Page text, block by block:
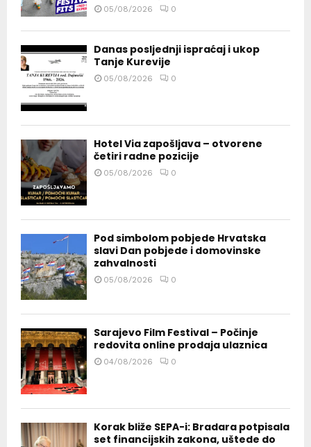
05/08/2026 0
Danas posljednji ispraćaj i ukop
Tanje Kurevije
05/08/2026 0
Hotel Via zapošljava – otvorene
četiri radne pozicije
05/08/2026 0
Pod simbolom pobjede Hrvatska
slavi Dan pobjede i domovinske
zahvalnosti
05/08/2026 0
Sarajevo Film Festival – Počinje
redovita online prodaja ulaznica
04/08/2026 0
Korak bliže SEPA-i: Bradara potpisala
set financijskih zakona, uštede do